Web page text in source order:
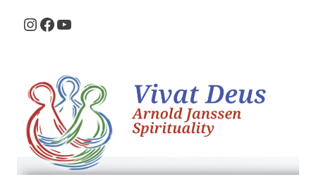
Instagram
Facebook
Youtube